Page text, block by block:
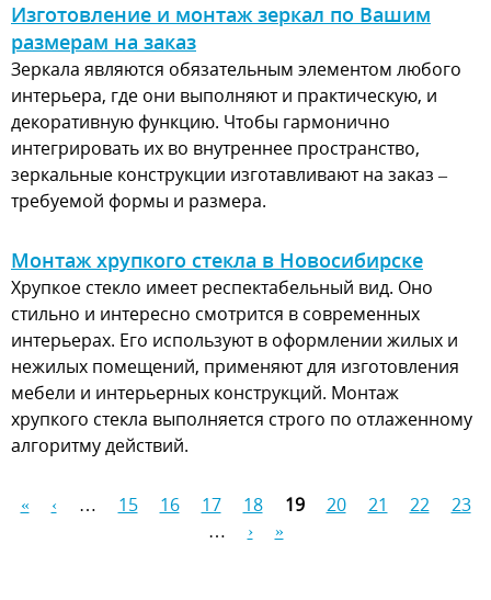
Изготовление и монтаж зеркал по Вашим
размерам на заказ
Зеркала являются обязательным элементом любого
интерьера, где они выполняют и практическую, и
декоративную функцию. Чтобы гармонично
интегрировать их во внутреннее пространство,
зеркальные конструкции изготавливают на заказ –
требуемой формы и размера.
Монтаж хрупкого стекла в Новосибирске
Хрупкое стекло имеет респектабельный вид. Оно
стильно и интересно смотрится в современных
интерьерах. Его используют в оформлении жилых и
нежилых помещений, применяют для изготовления
мебели и интерьерных конструкций. Монтаж
хрупкого стекла выполняется строго по отлаженному
алгоритму действий.
« ‹ … 15 16 17 18 19 20 21 22
23
…
› »